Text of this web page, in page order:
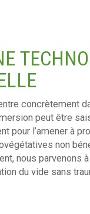
concrètement
peut être
pour l’amener à
non
nous parvenons
du vide sans